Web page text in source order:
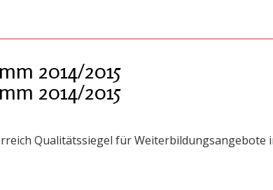
2014/2015
2014/2015
Qualitätssiegel für